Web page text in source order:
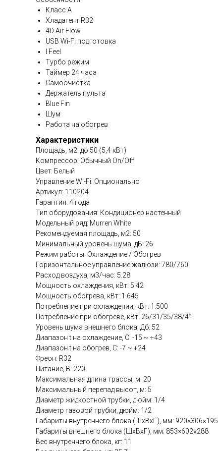
Класс А
Хладагент R32
4D Air Flow
USB Wi-Fi подготовка
I Feel
Турбо режим
Таймер 24 часа
Самоочистка
Держатель пульта
Blue Fin
Шум
Работа на обогрев
Характеристики
Площадь, м2: до 50 (5,4 кВт)
Компрессор: Обычный On/Off
Цвет: Белый
Управление Wi-Fi: Опционально
Артикул: 110204
Гарантия: 4 года
Тип оборудования: Кондиционер настенный
Модельный ряд: Murren White
Рекомендуемая площадь, м2: 50
Минимальный уровень шума, дБ: 26
Режим работы: Охлаждение / Обогрев
Горизонтальное управление жалюзи: 780/760
Расход воздуха, м3/час: 5.28
Мощность охлаждения, кВт: 5.42
Мощность обогрева, кВт: 1.645
Потребление при охлаждении, кВт: 1.500
Потребление при обогреве, кВт: 26/31/35/38/41
Уровень шума внешнего блока, Дб: 52
Диапазон t на охлаждение, C: -15 ~ +43
Диапазон t на обогрев, C: -7 ~ +24
Фреон: R32
Питание, В: 220
Максимальная длина трассы, м: 20
Максимальный перепад высот, м: 5
Диаметр жидкостной трубки, дюйм: 1/4
Диаметр газовой трубки, дюйм: 1/2
Габариты внутреннего блока (ШхВхГ), мм: 920×306×195
Габариты внешнего блока (ШхВхГ), мм: 853×602×288
Вес внутреннего блока, кг: 11